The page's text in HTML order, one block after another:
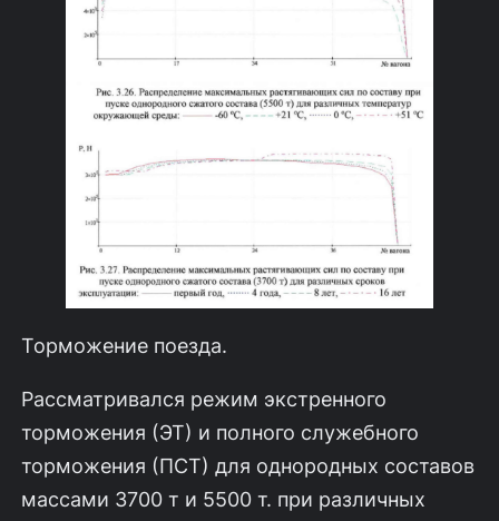
Торможение поезда.
Рассматривался режим экстренного
торможения (ЭТ) и полного служебно­го
торможения (ПСТ) для однородных составов
массами 3700 т и 5500 т. при различных